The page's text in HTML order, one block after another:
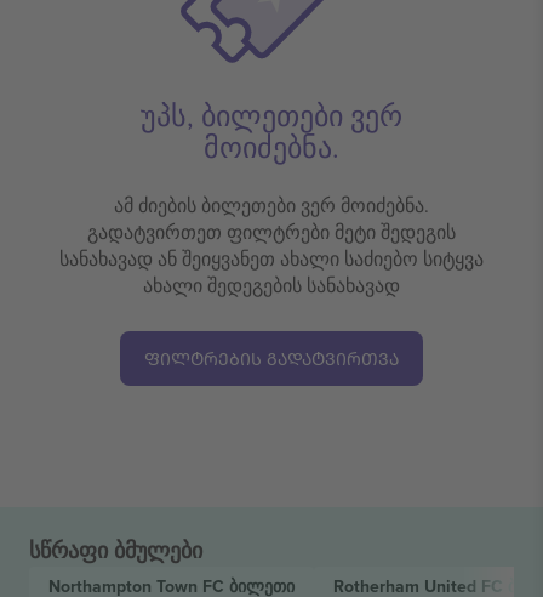
უპს, ბილეთები ვერ
მოიძებნა.
ამ ძიების ბილეთები ვერ მოიძებნა.
გადატვირთეთ ფილტრები მეტი შედეგის
სანახავად ან შეიყვანეთ ახალი საძიებო სიტყვა
ახალი შედეგების სანახავად
ᲤᲘᲚᲢᲠᲔᲑᲘᲡ ᲒᲐᲓᲐᲢᲕᲘᲠᲗᲕᲐ
სწრაფი ბმულები
Northampton Town FC ბილეთი Rotherham United FC